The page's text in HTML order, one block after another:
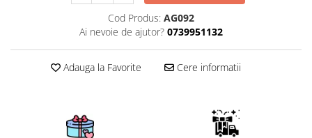
Brelocuri
Cod Produs: AG092
Ai nevoie de ajutor? 0739951132
Adauga la Favorite Cere informatii